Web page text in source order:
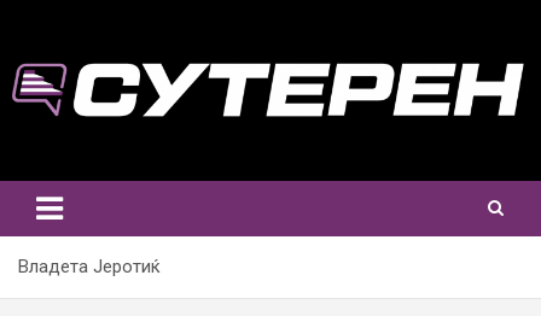
content
Владета Јеротиќ